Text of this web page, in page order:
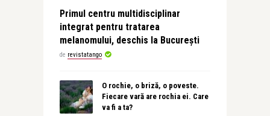
Primul centru multidisciplinar
integrat pentru tratarea
melanomului, deschis la București
de revistatango
O rochie, o briză, o poveste.
Fiecare vară are rochia ei. Care
va fi a ta?